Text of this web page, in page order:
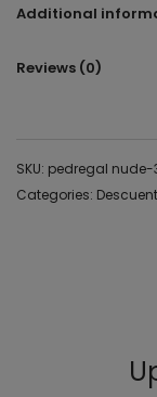
Additional
Reviews (0)
SKU: pedregal nude-
Categories: